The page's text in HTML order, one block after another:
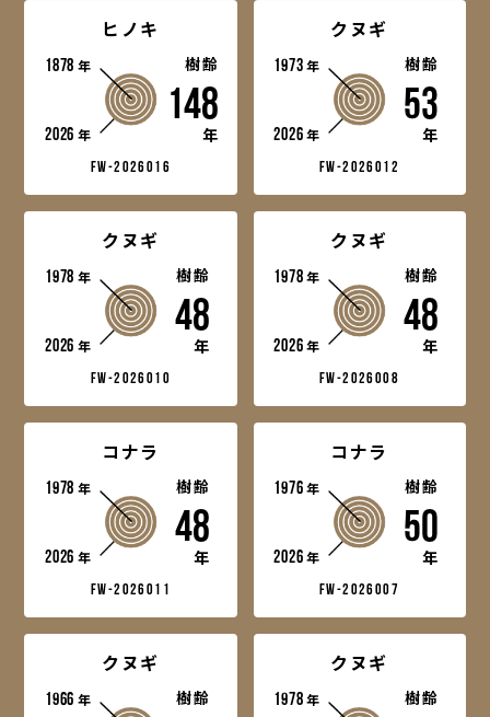
ヒノキ
1878年
2026年
樹齢
148
年
fw-2026016
クヌギ
1973年
2026年
樹齢
53
年
fw-2026012
クヌギ
1978年
2026年
樹齢
48
年
fw-2026010
クヌギ
1978年
2026年
樹齢
48
年
fw-2026008
コナラ
1978年
2026年
樹齢
48
年
fw-2026011
コナラ
1976年
2026年
樹齢
50
年
fw-2026007
クヌギ
1966年 樹齢
クヌギ
1978年 樹齢